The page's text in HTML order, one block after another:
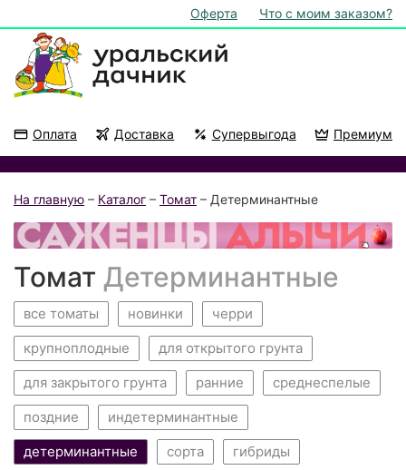
Оферта Что с моим заказом?
Оплата Доставка Супервыгода Премиум
На главную – Каталог – Томат – Детерминантные
Томат Детерминантные
все томаты новинки
черри
крупноплодные
для открытого грунта
для закрытого грунта
ранние
среднеспелые
поздние
индетерминантные
детерминантные
сорта
гибриды